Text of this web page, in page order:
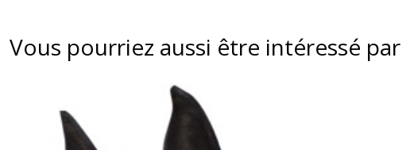
Vous pourriez aussi être intéressé par